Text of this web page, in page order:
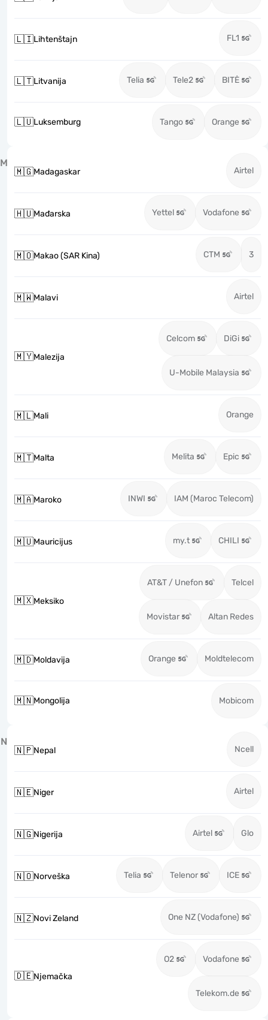
🇱🇮Lihtenštajn FL1
🇱🇹Litvanija Telia Tele2 BITĖ
🇱🇺Luksemburg Tango Orange
M
🇲🇬Madagaskar Airtel
🇭🇺Mađarska Yettel Vodafone
🇲🇴Makao (SAR Kina) CTM 3
🇲🇼Malavi Airtel
🇲🇾Malezija
Celcom DiGi
U-Mobile Malaysia
🇲🇱Mali Orange
🇲🇹Malta Melita Epic
🇲🇦Maroko INWI IAM (Maroc Telecom)
🇲🇺Mauricijus my.t CHILI
🇲🇽Meksiko
AT&T / Unefon Telcel
Movistar Altan Redes
🇲🇩Moldavija Orange Moldtelecom
🇲🇳Mongolija Mobicom
N
🇳🇵Nepal Ncell
🇳🇪Niger Airtel
🇳🇬Nigerija Airtel Glo
🇳🇴Norveška Telia Telenor ICE
🇳🇿Novi Zeland One NZ (Vodafone)
🇩🇪Njemačka
O2 Vodafone
Telekom.de